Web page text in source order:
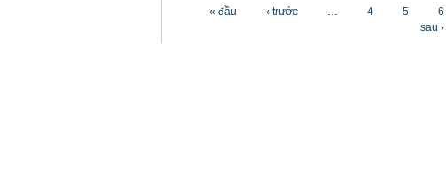
« đầu ‹ trước … 4 5 6
sau ›